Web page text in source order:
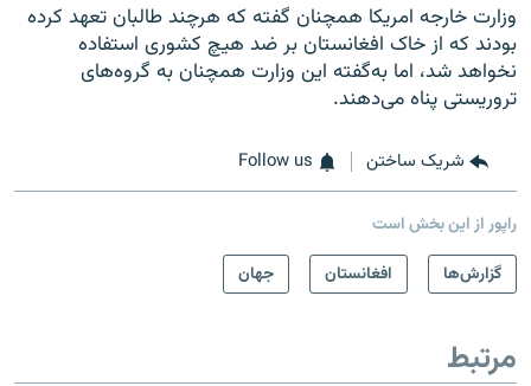
وزارت خارجه امریکا همچنان گفته که هرچند طالبان تعهد کرده
بودند که از خاک افغانستان بر ضد هیچ کشوری استفاده
نخواهد شد، اما به‌گفته این وزارت همچنان به گروه‌های
تروریستی پناه می‌دهند.
شریک ساختن Follow us
راپور از این بخش است
گزارش‌ها
افغانستان جهان
مرتبط